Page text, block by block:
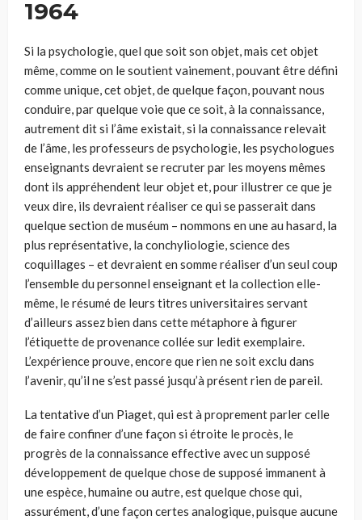
1964
Si la psychologie, quel que soit son objet, mais cet objet
même, comme on le soutient vainement, pouvant être défini
comme unique, cet objet, de quelque façon, pouvant nous
conduire, par quelque voie que ce soit, à la connaissance,
autrement dit si l’âme existait, si la connaissance relevait
de l’âme, les profes­seurs de psychologie, les psychologues
enseignants devraient se recruter par les moyens mêmes
dont ils appréhendent leur objet et, pour illustrer ce que je
veux dire, ils devraient réaliser ce qui se passerait dans
quelque section de muséum – nommons en une au hasard, la
plus représentative, la conchyliologie, scien­ce des
coquillages – et devraient en somme réaliser d’un seul coup
l’ensemble du personnel enseignant et la collection elle-
même, le résumé de leurs titres uni­versitaires servant
d’ailleurs assez bien dans cette métaphore à figurer
l’étiquet­te de provenance collée sur ledit exemplaire.
L’expérience prouve, encore que rien ne soit exclu dans
l’avenir, qu’il ne s’est passé jusqu’à présent rien de pareil.
La tentative d’un Piaget, qui est à proprement parler celle
de faire confiner d’une façon si étroite le procès, le
progrès de la connaissance effective avec un supposé
développement de quelque chose de supposé immanent à
une espèce, humaine ou autre, est quelque chose qui,
assurément, d’une façon certes analo­gique, puisque aucune